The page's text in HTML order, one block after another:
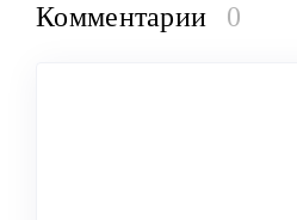
Комментарии 0